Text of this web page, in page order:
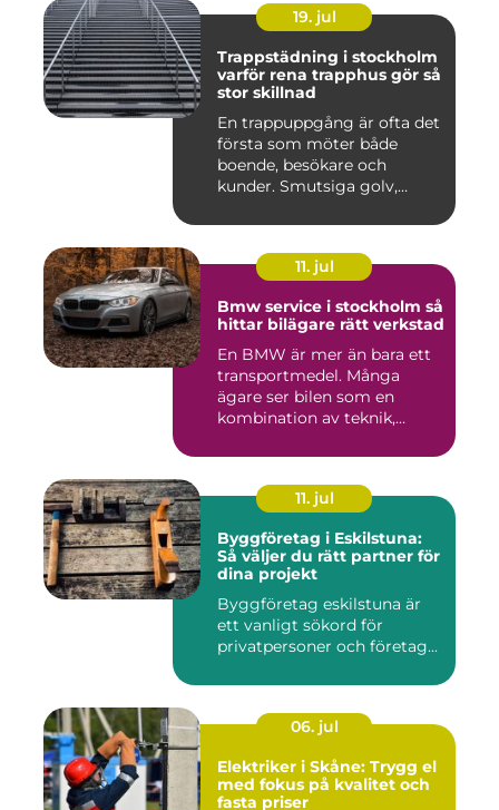
19. jul
Trappstädning i stockholm
varför rena trapphus gör så
stor skillnad
En trappuppgång är ofta det
första som möter både
boende, besökare och
kunder. Smutsiga golv,
11. jul
Bmw service i stockholm så
hittar bilägare rätt verkstad
En BMW är mer än bara ett
transportmedel. Många
ägare ser bilen som en
kombination av teknik,
11. jul
Byggföretag i Eskilstuna:
Så väljer du rätt partner för
dina projekt
Byggföretag eskilstuna är
ett vanligt sökord för
privatpersoner och företag...
06. jul
Elektriker i Skåne: Trygg el
med fokus på kvalitet och
fasta priser